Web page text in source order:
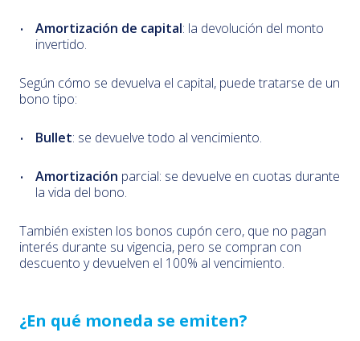
Amortización de capital: la devolución del monto
invertido.
Según cómo se devuelva el capital, puede tratarse de un
bono tipo:
Bullet: se devuelve todo al vencimiento.
Amortización parcial: se devuelve en cuotas durante
la vida del bono.
También existen los bonos cupón cero, que no pagan
interés durante su vigencia, pero se compran con
descuento y devuelven el 100% al vencimiento.
¿En qué moneda se emiten?